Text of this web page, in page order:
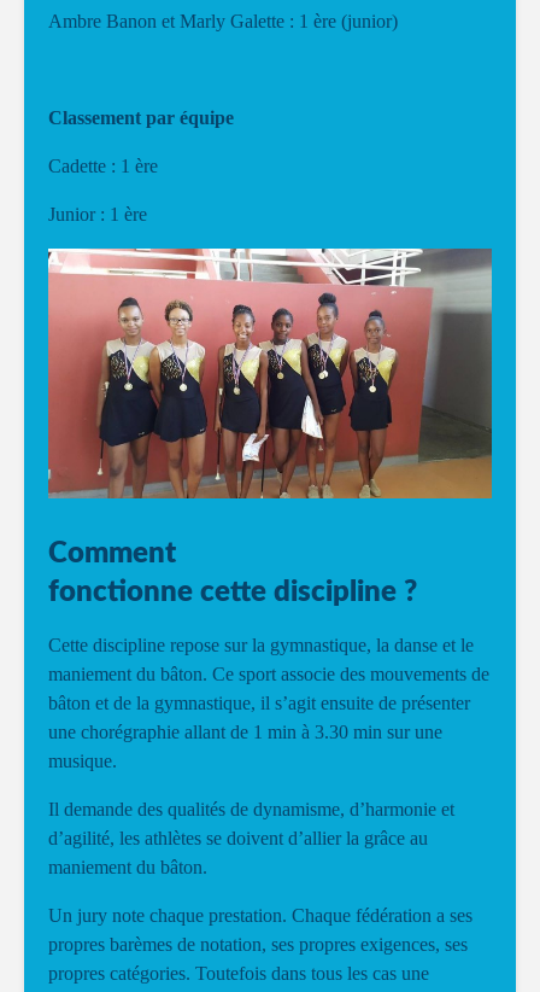
Ambre Banon et Marly Galette : 1 ère (junior)
Classement par équipe
Cadette : 1 ère
Junior : 1 ère
Comment
fonctionne cette discipline ?
Cette discipline repose sur la gymnastique, la danse et le
maniement du bâton. Ce sport associe des mouvements de
bâton et de la gymnastique, il s’agit ensuite de présenter
une chorégraphie allant de 1 min à 3.30 min sur une
musique.
Il demande des qualités de dynamisme, d’harmonie et
d’agilité, les athlètes se doivent d’allier la grâce au
maniement du bâton.
Un jury note chaque prestation. Chaque fédération a ses
propres barèmes de notation, ses propres exigences, ses
propres catégories. Toutefois dans tous les cas une